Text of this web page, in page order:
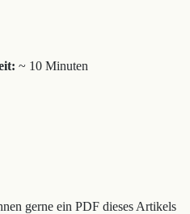
~ 10 Minuten
gerne ein PDF dieses Artikels